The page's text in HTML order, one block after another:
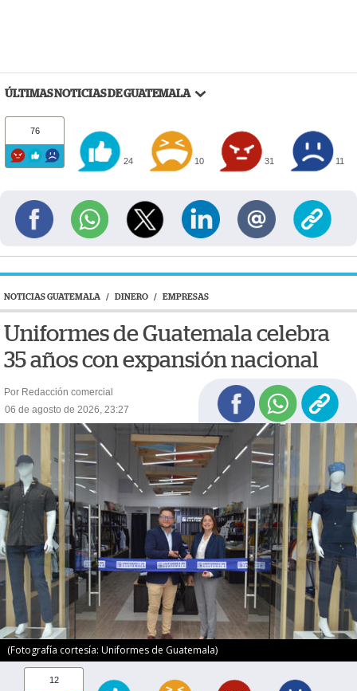
ÚLTIMAS NOTICIAS DE GUATEMALA
76
24 10 31 11
NOTICIAS GUATEMALA / DINERO / EMPRESAS
Uniformes de Guatemala celebra
35 años con expansión nacional
Por Redacción comercial
06 de agosto de 2026, 23:27
(Fotografía cortesía: Uniformes de Guatemala)
12